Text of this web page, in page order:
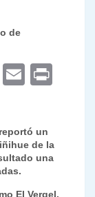
de
G
E
l
reportó un
de la
una
El Vergel,